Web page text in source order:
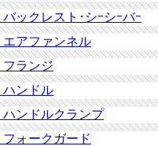
バックレスト･シｰシｰバｰ
エアファンネル
フランジ
ハンドル
ハンドルクランプ
フォークガード